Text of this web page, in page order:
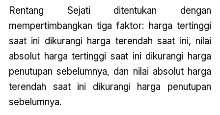
Rentang Sejati ditentukan dengan
mempertimbangkan tiga faktor: harga tertinggi
saat ini dikurangi harga terendah saat ini, nilai
absolut harga tertinggi saat ini dikurangi harga
penutupan sebelumnya, dan nilai absolut harga
terendah saat ini dikurangi harga penutupan
sebelumnya.